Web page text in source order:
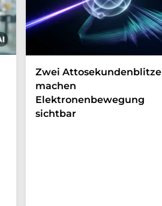
Zwei Attosekundenblitze
machen
Elektronenbewegung
sichtbar